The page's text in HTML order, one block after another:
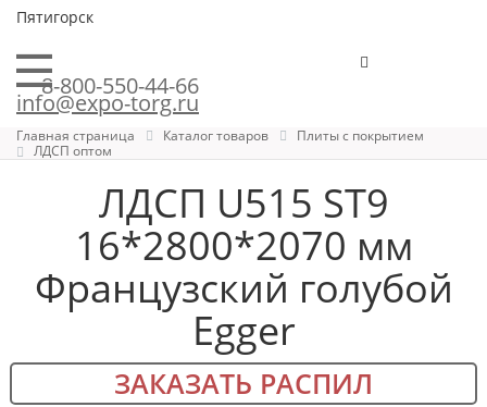
Пятигорск
8-800-550-44-66
info@expo-torg.ru
Главная страница Каталог товаров
Плиты с покрытием
ЛДСП оптом
ЛДСП U515 ST9
16*2800*2070 мм
Французский голубой
Egger
ЗАКАЗАТЬ РАСПИЛ